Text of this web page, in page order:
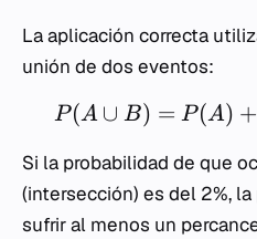
La aplicación correcta
unión de dos eventos:
P(A ∪ B) = P (A) +
Si la probabilidad de que
(intersección) es del 2%,
sufrir al menos un